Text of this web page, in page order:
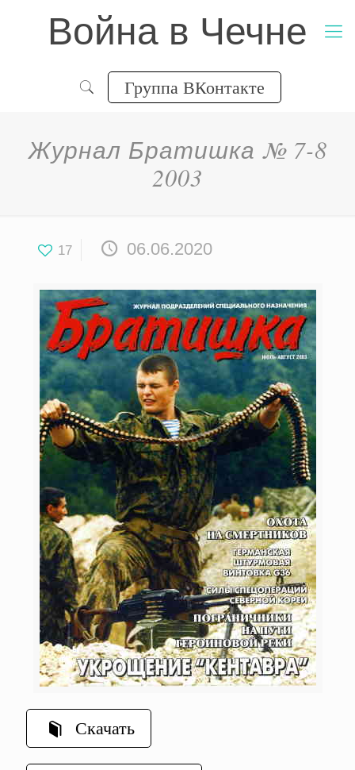
Война в Чечне
Группа ВКонтакте
Журнал Братишка № 7-8
2003
17 06.06.2020
Скачать